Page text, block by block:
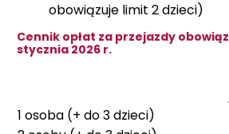
obowiązuje limit 2 dzieci)
Cennik opłat za przejazdy
stycznia 2026 r.
1 osoba (+ do 3 dzieci)